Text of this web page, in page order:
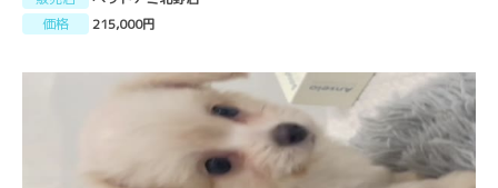
価格
215,000円